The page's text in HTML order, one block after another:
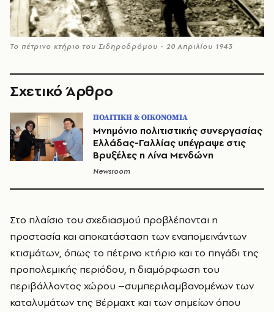
Το πέτρινο κτήριο του Σιδηροδρόμου - 20 Απριλίου 1943
Σχετικό Άρθρο
ΠΟΛΙΤΙΚΗ & ΟΙΚΟΝΟΜΙΑ
Μνημόνιο πολιτιστικής συνεργασίας
Ελλάδας-Γαλλίας υπέγραψε στις
Βρυξέλες η Λίνα Μενδώνη
Newsroom
Στο πλαίσιο του σχεδιασμού προβλέπονται η
προστασία και αποκατάσταση των εναπομεινάντων
κτισμάτων, όπως το πέτρινο κτήριο και το πηγάδι της
προπολεμικής περιόδου, η διαμόρφωση του
περιβάλλοντος χώρου –συμπεριλαμβανομένων των
καταλυμάτων της Βέρμαχτ και των σημείων όπου